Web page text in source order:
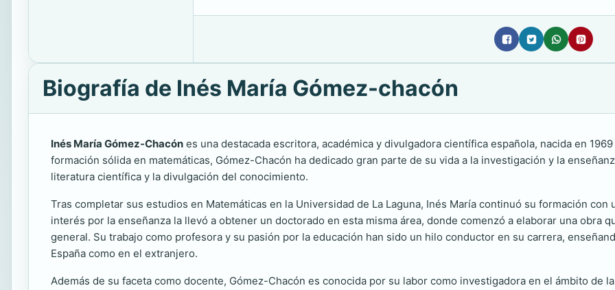
Biografía de Inés María Gómez-chacón
Inés María Gómez-Chacón es una destacada escritora, académica y divulgadora científica española, nacida en
formación sólida en matemáticas, Gómez-Chacón ha dedicado gran parte de su vida a la investigación y la
literatura científica y la divulgación del conocimiento.
Tras completar sus estudios en Matemáticas en la Universidad de La Laguna, Inés María continuó su formación con
interés por la enseñanza la llevó a obtener un doctorado en esta misma área, donde comenzó a elaborar una obra
general. Su trabajo como profesora y su pasión por la educación han sido un hilo conductor en su carrera,
España como en el extranjero.
Además de su faceta como docente, Gómez-Chacón es conocida por su labor como investigadora en el ámbito de